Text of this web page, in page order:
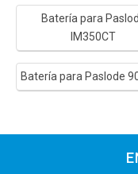
Batería para
IM350CT
Batería para Paslode